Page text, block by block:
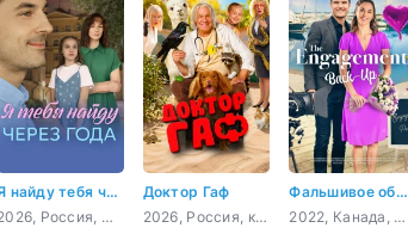
Я найду тебя через года
2026, Россия, мелодрама
Доктор Гаф
2026, Россия, комедия, фэнтези, семейный
Фальшивое обручение
2022, Канада, мелодрама, комедия